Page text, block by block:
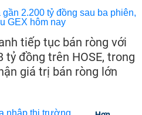
tiếp tục bán ròng với
đồng trên HOSE, trong
giá trị bán ròng lớn